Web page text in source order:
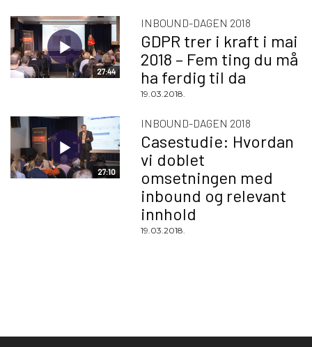
27:44
INBOUND-DAGEN 2018
GDPR trer i kraft i mai
2018 – Fem ting du må
ha ferdig til da
19.03.2018.
27:10
INBOUND-DAGEN 2018
Casestudie: Hvordan
vi doblet
omsetningen med
inbound og relevant
innhold
19.03.2018.